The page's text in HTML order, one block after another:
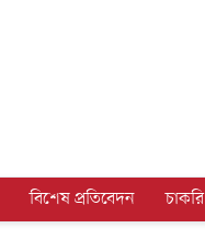
বিশেষ প্রতিবেদন চাকরি